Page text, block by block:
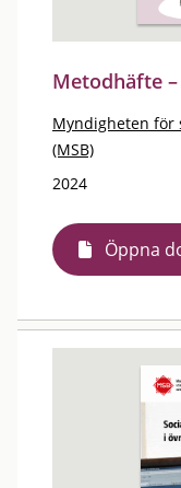
Metodhäfte
Myndigheten för
(MSB)
2024
Öppna